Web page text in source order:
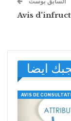
Avis
ايضا
AVIS DE